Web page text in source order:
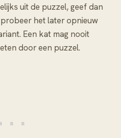
uit de puzzel, geef dan
het later opnieuw
Een kat mag nooit
door een puzzel.